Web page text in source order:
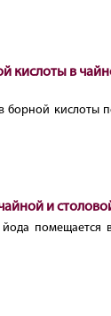
кислоты в
борной кислоты
и
йода помещается